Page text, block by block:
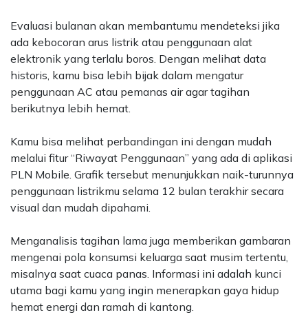
Evaluasi bulanan akan membantumu mendeteksi jika
ada kebocoran arus listrik atau penggunaan alat
elektronik yang terlalu boros. Dengan melihat data
historis, kamu bisa lebih bijak dalam mengatur
penggunaan AC atau pemanas air agar tagihan
berikutnya lebih hemat.
Kamu bisa melihat perbandingan ini dengan mudah
melalui fitur “Riwayat Penggunaan” yang ada di aplikasi
PLN Mobile. Grafik tersebut menunjukkan naik-turunnya
penggunaan listrikmu selama 12 bulan terakhir secara
visual dan mudah dipahami.
Menganalisis tagihan lama juga memberikan gambaran
mengenai pola konsumsi keluarga saat musim tertentu,
misalnya saat cuaca panas. Informasi ini adalah kunci
utama bagi kamu yang ingin menerapkan gaya hidup
hemat energi dan ramah di kantong.